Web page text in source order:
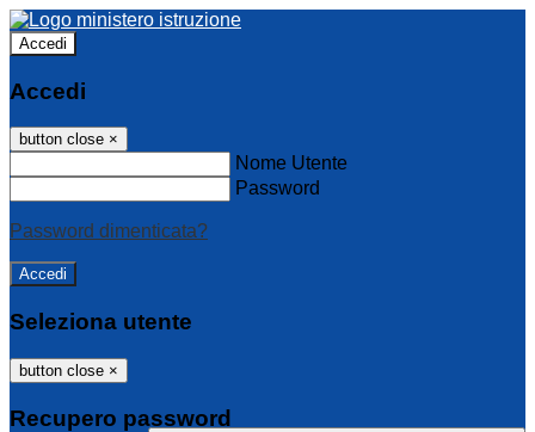
Accedi
Accedi
button close ×
Nome Utente
Password
Password dimenticata?
Seleziona utente
button close ×
Recupero password